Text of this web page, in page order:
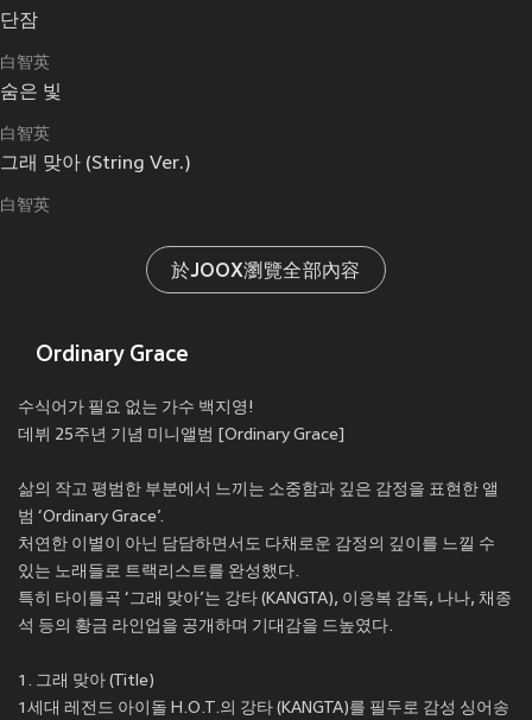
단잠
白智英
숨은 빛
白智英
그래 맞아 (String Ver.)
白智英
於JOOX瀏覽全部內容
Ordinary Grace
수식어가 필요 없는 가수 백지영!
데뷔 25주년 기념 미니앨범 [Ordinary Grace]
삶의 작고 평범한 부분에서 느끼는 소중함과 깊은 감정을 표현한 앨
범 ‘Ordinary Grace’.
처연한 이별이 아닌 담담하면서도 다채로운 감정의 깊이를 느낄 수
있는 노래들로 트랙리스트를 완성했다.
특히 타이틀곡 ‘그래 맞아’는 강타 (KANGTA), 이응복 감독, 나나, 채종
석 등의 황금 라인업을 공개하며 기대감을 드높였다.
1. 그래 맞아 (Title)
1세대 레전드 아이돌 H.O.T.의 강타 (KANGTA)를 필두로 감성 싱어송